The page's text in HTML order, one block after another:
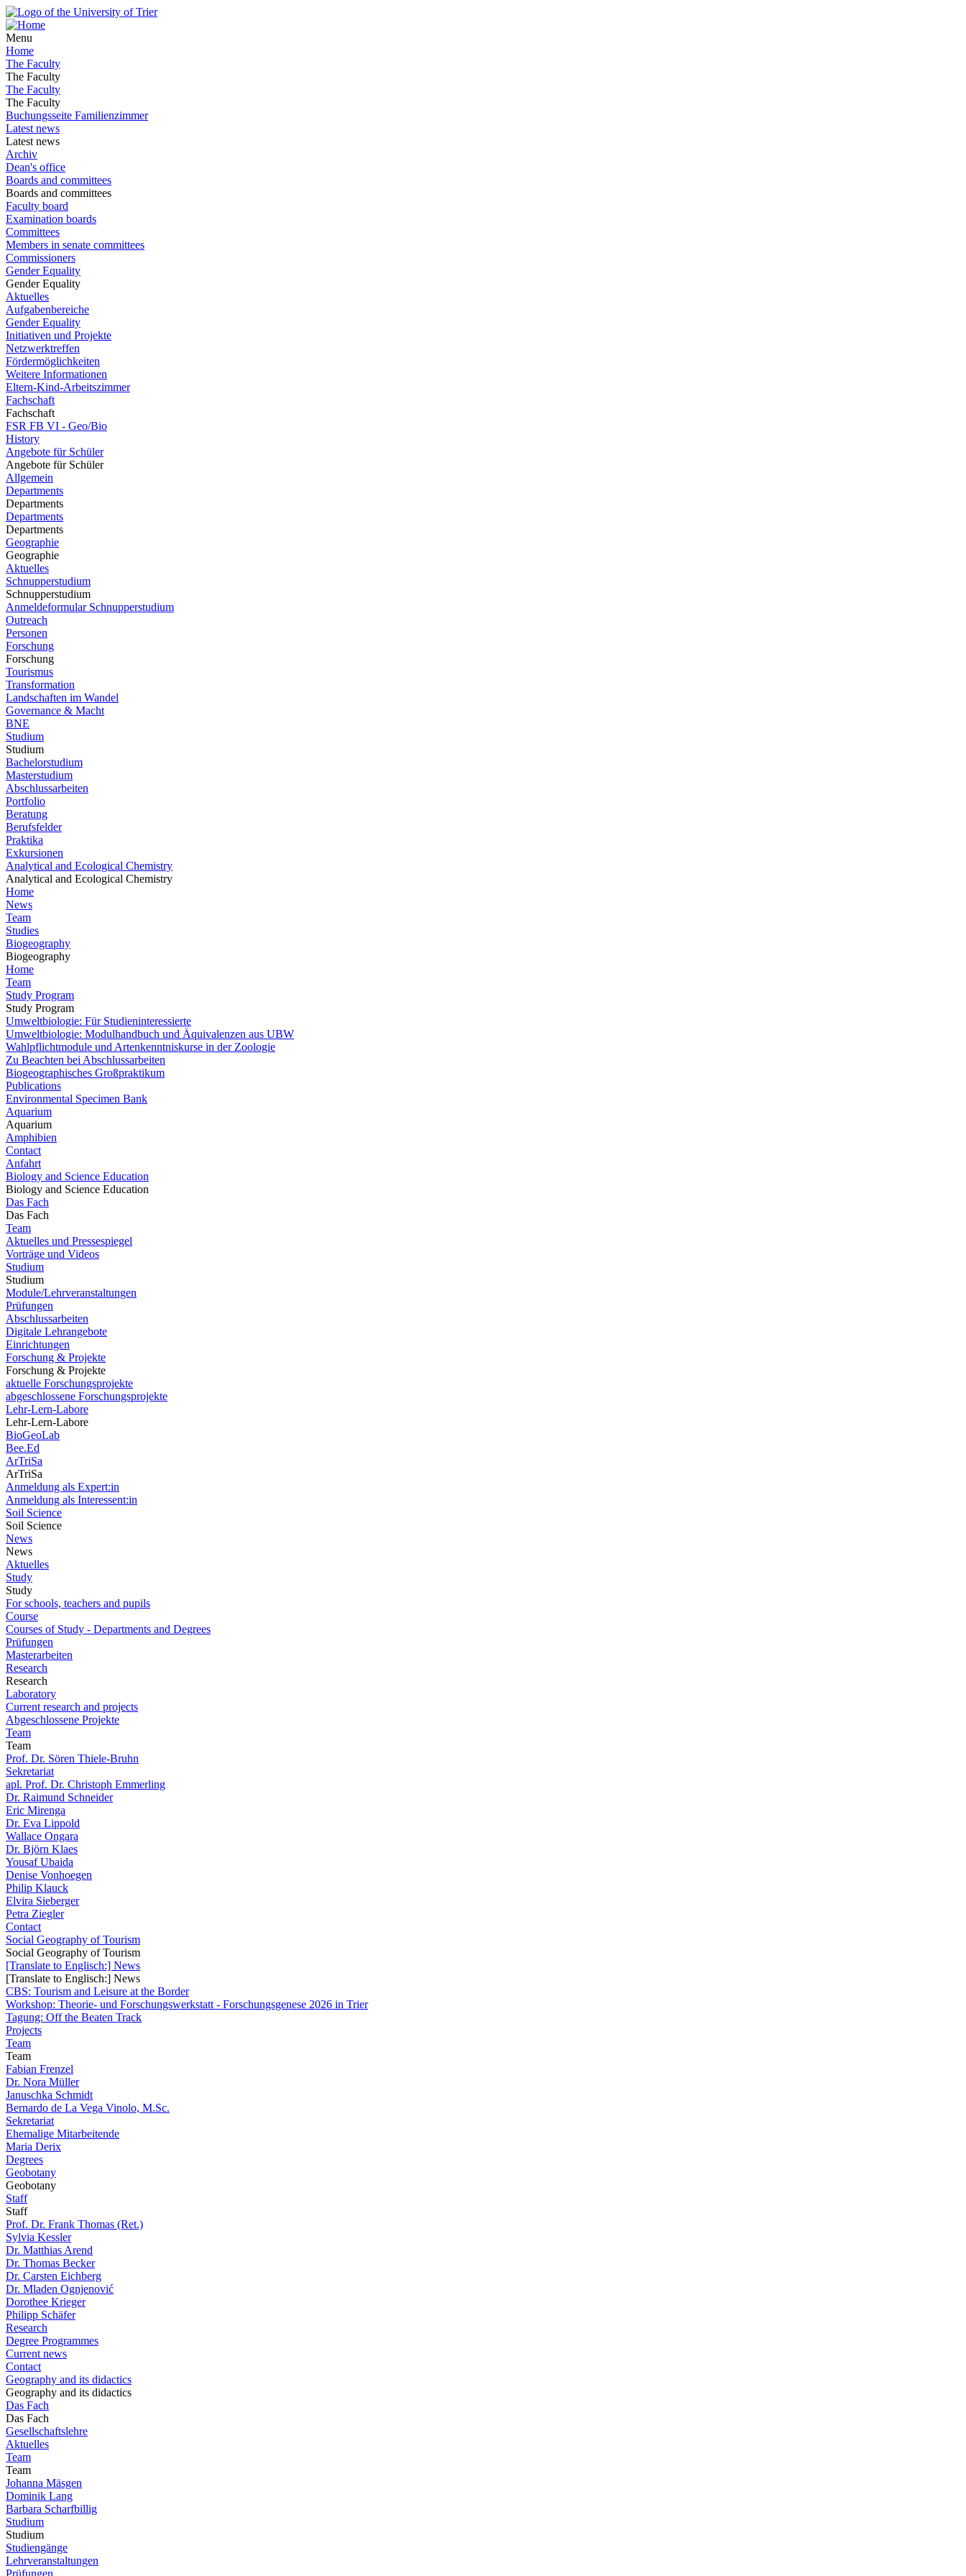
Menu
Home
The Faculty
The Faculty
The Faculty
The Faculty
Buchungsseite Familienzimmer
Latest news
Latest news
Archiv
Dean's office
Boards and committees
Boards and committees
Faculty board
Examination boards
Committees
Members in senate committees
Commissioners
Gender Equality
Gender Equality
Aktuelles
Aufgabenbereiche
Gender Equality
Initiativen und Projekte
Netzwerktreffen
Fördermöglichkeiten
Weitere Informationen
Eltern-Kind-Arbeitszimmer
Fachschaft
Fachschaft
FSR FB VI - Geo/Bio
History
Angebote für Schüler
Angebote für Schüler
Allgemein
Departments
Departments
Departments
Departments
Geographie
Geographie
Aktuelles
Schnupperstudium
Schnupperstudium
Anmeldeformular Schnupperstudium
Outreach
Personen
Forschung
Forschung
Tourismus
Transformation
Landschaften im Wandel
Governance & Macht
BNE
Studium
Studium
Bachelorstudium
Masterstudium
Abschlussarbeiten
Portfolio
Beratung
Berufsfelder
Praktika
Exkursionen
Analytical and Ecological Chemistry
Analytical and Ecological Chemistry
Home
News
Team
Studies
Biogeography
Biogeography
Home
Team
Study Program
Study Program
Umweltbiologie: Für Studieninteressierte
Umweltbiologie: Modulhandbuch und Äquivalenzen aus UBW
Wahlpflichtmodule und Artenkenntniskurse in der Zoologie
Zu Beachten bei Abschlussarbeiten
Biogeographisches Großpraktikum
Publications
Environmental Specimen Bank
Aquarium
Aquarium
Amphibien
Contact
Anfahrt
Biology and Science Education
Biology and Science Education
Das Fach
Das Fach
Team
Aktuelles und Pressespiegel
Vorträge und Videos
Studium
Studium
Module/Lehrveranstaltungen
Prüfungen
Abschlussarbeiten
Digitale Lehrangebote
Einrichtungen
Forschung & Projekte
Forschung & Projekte
aktuelle Forschungsprojekte
abgeschlossene Forschungsprojekte
Lehr-Lern-Labore
Lehr-Lern-Labore
BioGeoLab
Bee.Ed
ArTriSa
ArTriSa
Anmeldung als Expert:in
Anmeldung als Interessent:in
Soil Science
Soil Science
News
News
Aktuelles
Study
Study
For schools, teachers and pupils
Course
Courses of Study - Departments and Degrees
Prüfungen
Masterarbeiten
Research
Research
Laboratory
Current research and projects
Abgeschlossene Projekte
Team
Team
Prof. Dr. Sören Thiele-Bruhn
Sekretariat
apl. Prof. Dr. Christoph Emmerling
Dr. Raimund Schneider
Eric Mirenga
Dr. Eva Lippold
Wallace Ongara
Dr. Björn Klaes
Yousaf Ubaida
Denise Vonhoegen
Philip Klauck
Elvira Sieberger
Petra Ziegler
Contact
Social Geography of Tourism
Social Geography of Tourism
[Translate to Englisch:] News
[Translate to Englisch:] News
CBS: Tourism and Leisure at the Border
Workshop: Theorie- und Forschungswerkstatt - Forschungsgenese 2026 in Trier
Tagung: Off the Beaten Track
Projects
Team
Team
Fabian Frenzel
Dr. Nora Müller
Januschka Schmidt
Bernardo de La Vega Vinolo, M.Sc.
Sekretariat
Ehemalige Mitarbeitende
Maria Derix
Degrees
Geobotany
Geobotany
Staff
Staff
Prof. Dr. Frank Thomas (Ret.)
Sylvia Kessler
Dr. Matthias Arend
Dr. Thomas Becker
Dr. Carsten Eichberg
Dr. Mladen Ognjenović
Dorothee Krieger
Philipp Schäfer
Research
Degree Programmes
Current news
Contact
Geography and its didactics
Geography and its didactics
Das Fach
Das Fach
Gesellschaftslehre
Aktuelles
Team
Team
Johanna Mäsgen
Dominik Lang
Barbara Scharfbillig
Studium
Studium
Studiengänge
Lehrveranstaltungen
Prüfungen